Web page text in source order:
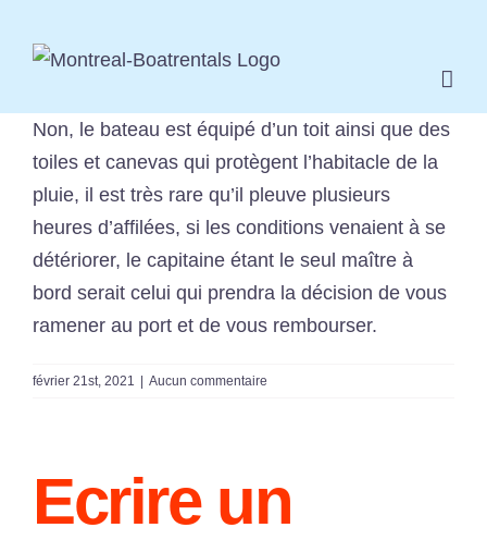
Non, le bateau est équipé d’un toit ainsi que des
toiles et canevas qui protègent l’habitacle de la
pluie, il est très rare qu’il pleuve plusieurs
heures d’affilées, si les conditions venaient à se
détériorer, le capitaine étant le seul maître à
bord serait celui qui prendra la décision de vous
ramener au port et de vous rembourser.
février 21st, 2021 Aucun commentaire
Ecrire un